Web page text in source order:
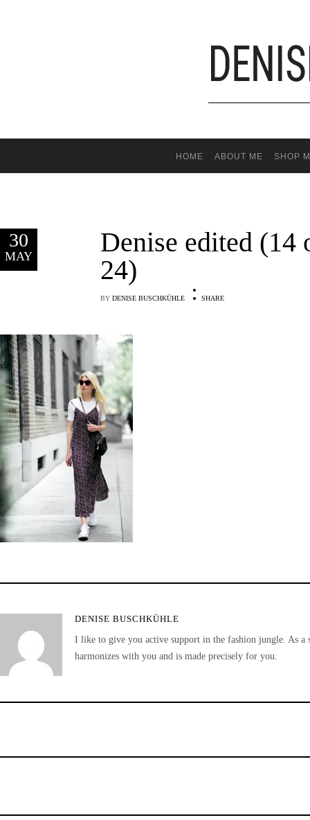
HOME ABOUT ME SHOP
30
MAY
Denise edited (14
24)
BY DENISE BUSCHKÜHLE SHARE
DENISE BUSCHKÜHLE
I like to give you active support in the fashion jungle. As
harmonizes with you and is made precisely for you.